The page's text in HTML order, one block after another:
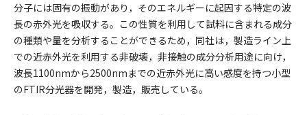
分子には固有の振動があり，そのエネルギーに起因する特定の波
長の赤外光を吸収する。この性質を利用して試料に含まれる成分
の種類や量を分析することができるため，同社は，製造ライン上
での近赤外光を利用する非破壊，非接触の成分分析用途に向け，
波長1100nmから2500nmまでの近赤外光に高い感度を持つ小型
のFTIR分光器を開発，製造，販売している。